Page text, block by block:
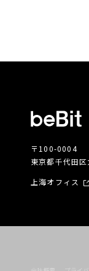
〒100-0004
東京都千代田
上海オフィス